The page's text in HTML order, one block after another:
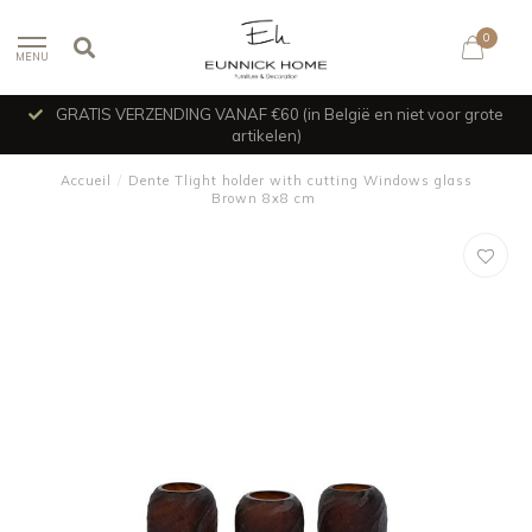
MENU
0
GRATIS VERZENDING VANAF €60 (in België en niet voor grote
artikelen)
Accueil / Dente Tlight holder with cutting Windows glass
Brown 8x8 cm